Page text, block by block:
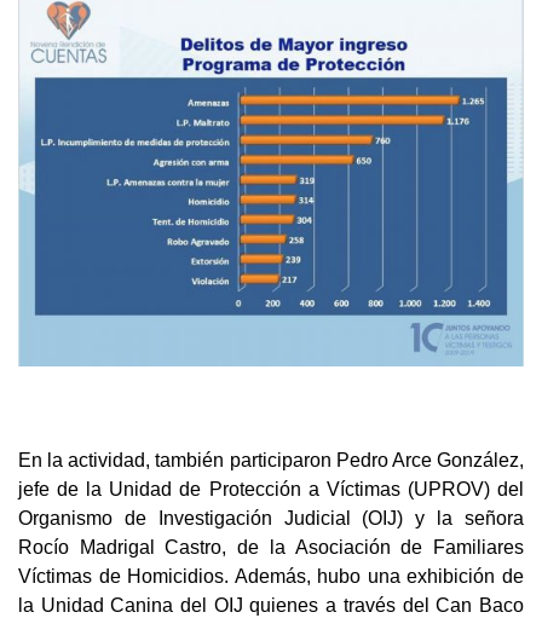
En la actividad, también participaron Pedro Arce González,
jefe de la Unidad de Protección a Víctimas (UPROV) del
Organismo de Investigación Judicial (OIJ) y la señora
Rocío Madrigal Castro, de la Asociación de Familiares
Víctimas de Homicidios. Además, hubo una exhibición de
la Unidad Canina del OIJ quienes a través del Can Baco